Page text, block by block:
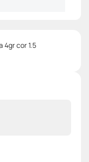
4gr cor 1.5